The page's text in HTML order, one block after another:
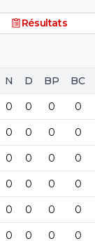
Résultats
N D BP BC
0 0 0 0
0 0 0 0
0 0 0 0
0 0 0 0
0 0 0 0
0 0 0 0